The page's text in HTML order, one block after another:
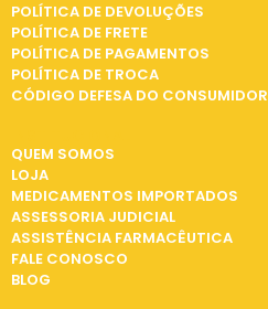
POLÍTICA DE DEVOLUÇÕES
POLÍTICA DE FRETE
POLÍTICA DE PAGAMENTOS
POLÍTICA DE TROCA
CÓDIGO DEFESA DO CONSUMIDOR
QUEM SOMOS
LOJA
MEDICAMENTOS IMPORTADOS
ASSESSORIA JUDICIAL
ASSISTÊNCIA FARMACÊUTICA
FALE CONOSCO
BLOG